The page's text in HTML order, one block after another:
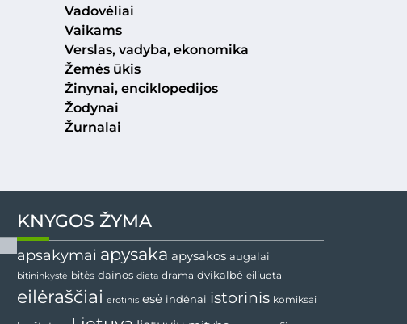
Vadovėliai
Vaikams
Verslas, vadyba, ekonomika
Žemės ūkis
Žinynai, enciklopedijos
Žodynai
Žurnalai
KNYGOS ŽYMA
apsakymai apysaka apysakos augalai
bitininkystė bitės dainos dieta drama dvikalbė eiliuota
eilėraščiai erotinis esė indėnai istorinis komiksai